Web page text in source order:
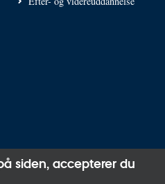
siden, accepterer du